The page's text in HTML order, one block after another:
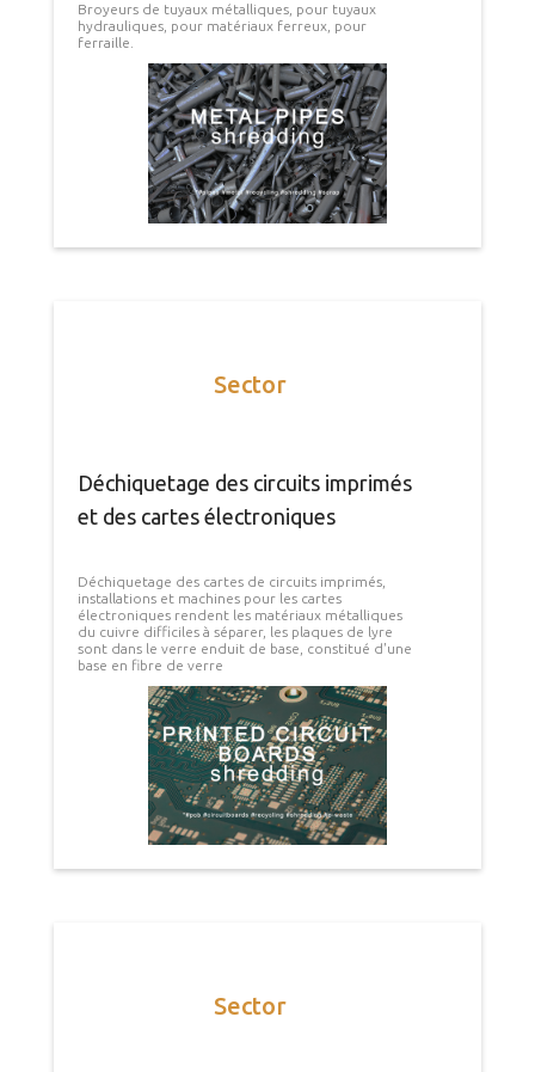
Broyeurs de tuyaux métalliques, pour tuyaux
hydrauliques, pour matériaux ferreux, pour
ferraille.
Sector
Déchiquetage des circuits imprimés
et des cartes électroniques
Déchiquetage des cartes de circuits imprimés,
installations et machines pour les cartes
électroniques rendent les matériaux métalliques
du cuivre difficiles à séparer, les plaques de lyre
sont dans le verre enduit de base, constitué d'une
base en fibre de verre
Sector